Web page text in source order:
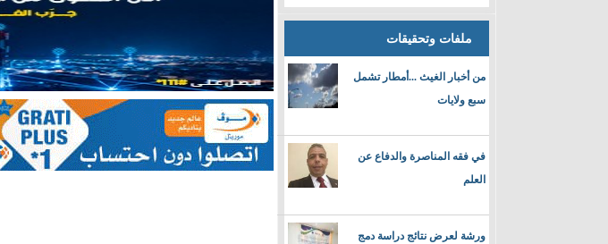
ملفات وتحقيقات
من أخبار الغيث ...أمطار تشمل
سبع ولايات
في فقه المناصرة والدفاع عن
العلم
ورشة لعرض نتائج دراسة دمج